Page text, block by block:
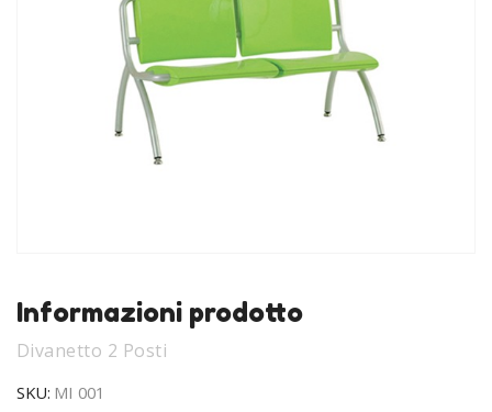
Informazioni prodotto
Divanetto 2 Posti
SKU: MI 001